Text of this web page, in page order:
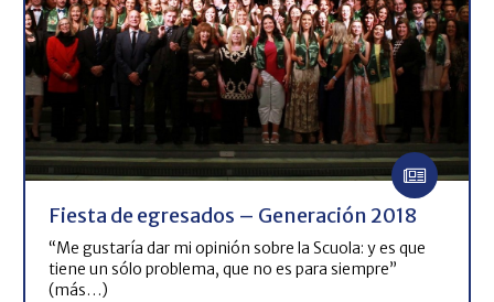
Fiesta de egresados – Generación 2018
“Me gustaría dar mi opinión sobre la Scuola: y es que
tiene un sólo problema, que no es para siempre”
(más…)